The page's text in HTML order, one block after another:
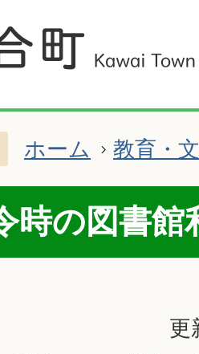
ホーム 教育・
時の図書館
更